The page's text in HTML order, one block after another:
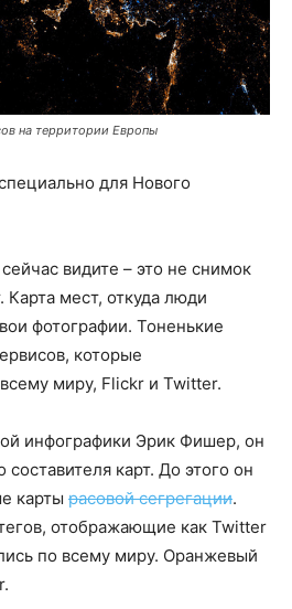
на территории Европы
для Нового
видите – это не снимок
Карта мест, откуда люди
фотографии. Тоненькие
которые
миру, Flickr и Twitter.
инфографики Эрик Фишер, он
карт. До этого он
карты расовой сегрегации.
отображающие как Twitter
по всему миру. Оранжевый